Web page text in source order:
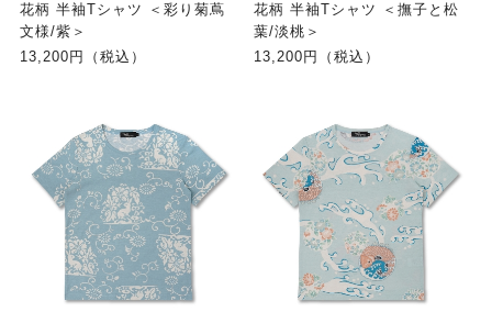
花柄 半袖Tシャツ ＜彩り菊蔦
文様/紫＞
13,200円（税込）
花柄 半袖Tシャツ ＜撫子と松
葉/淡桃＞
13,200円（税込）